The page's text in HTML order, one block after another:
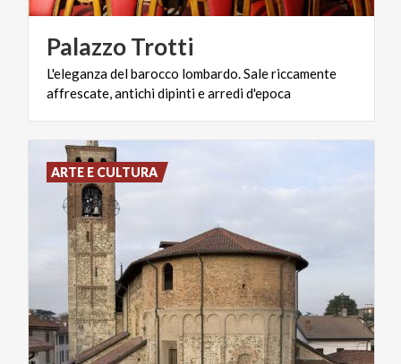
PalazzoTrotti
L'eleganzadelbarocco lombardo.Salericcamente
affrescate,antichidipintiearredid'epoca
ARTE E CULTURA